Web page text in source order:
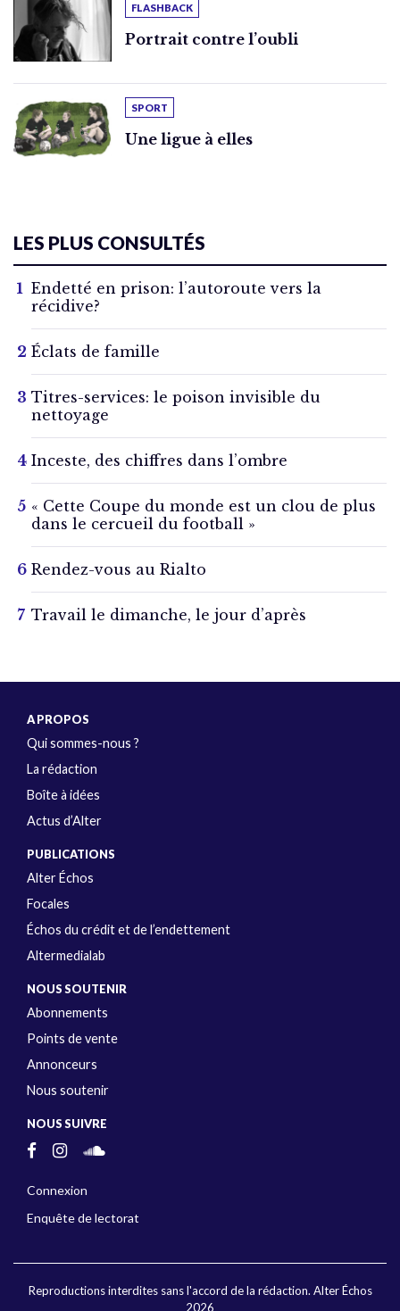
FLASHBACK
Portrait contre l’oubli
SPORT
Une ligue à elles
LES PLUS CONSULTÉS
Endetté en prison: l’autoroute vers la
récidive?
Éclats de famille
Titres-services: le poison invisible du
nettoyage
Inceste, des chiffres dans l’ombre
« Cette Coupe du monde est un clou de plus
dans le cercueil du football »
Rendez-vous au Rialto
Travail le dimanche, le jour d’après
A PROPOS
Qui sommes-nous ?
La rédaction
Boîte à idées
Actus d’Alter
PUBLICATIONS
Alter Échos
Focales
Échos du crédit et de l’endettement
Altermedialab
NOUS SOUTENIR
Abonnements
Points de vente
Annonceurs
Nous soutenir
NOUS SUIVRE
Connexion
Enquête de lectorat
Reproductions interdites sans l'accord de la rédaction. Alter Échos
2026